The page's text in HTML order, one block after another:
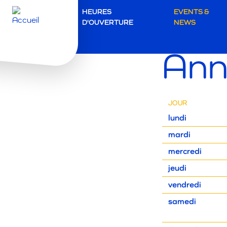
navigatie
Mechelen
HEURES
D'OUVERTURE
EVENTS &
NEWS
JOUR
lundi
mardi
mercredi
jeudi
vendredi
samedi